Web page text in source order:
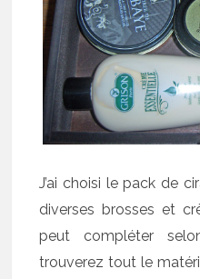
J’ai choisi le pack de
diverses brosses et
peut compléter
trouverez tout le